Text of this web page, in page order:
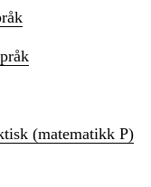
(matematikk P)